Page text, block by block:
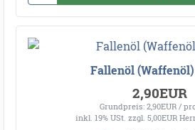
Fallenöl
2,90EUR
Grundpreis: 2,90EUR /
inkl. 19% USt. zzgl. 5,00EUR